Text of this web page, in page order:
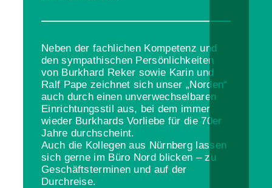
Neben der fachlichen Kompetenz und
den sympathischen Persönlichkeiten
von Burkhard Reker sowie Karin und
Ralf Pape zeichnet sich unser „Norden“
auch durch einen unverwechselbaren
Einrichtungsstil aus, bei dem immer
wieder Burkhards Vorliebe für die 70er
Jahre durchscheint.
Auch die Kollegen aus Nürnberg lassen
sich gerne im Büro Nord blicken – zu
Geschäftsterminen und auf der
Durchreise.